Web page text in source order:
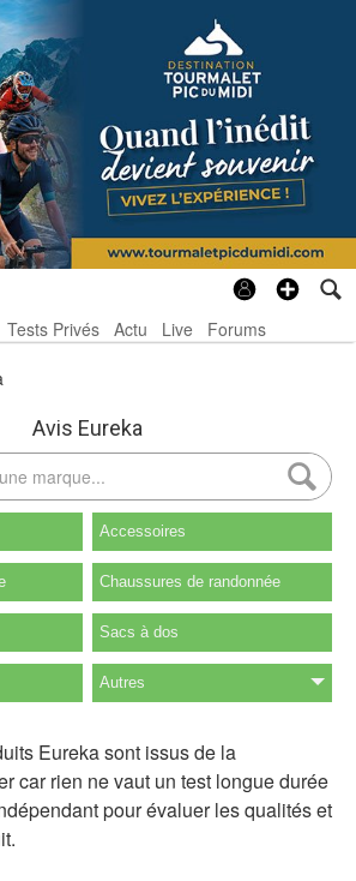
Tests Privés Actu Live Forums
Avis Eureka
Accessoires
Chaussures de randonnée
Sacs à dos
Autres
Eureka sont issus de la
car rien ne vaut un test longue durée
pour évaluer les qualités et